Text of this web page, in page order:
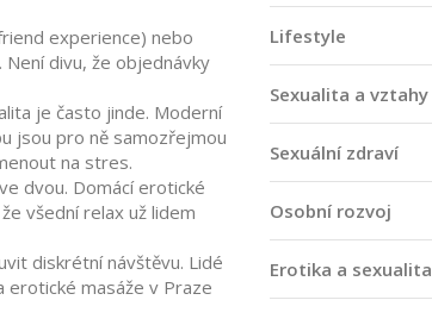
experience) nebo
Není divu, že objednávky
je často jinde. Moderní
jsou pro ně samozřejmou
na stres.
dvou. Domácí erotické
všední relax už lidem
diskrétní návštěvu. Lidé
erotické masáže v Praze
Lifestyle
Sexualita a vztahy
Sexuální zdraví
Osobní rozvoj
Erotika a sexualita